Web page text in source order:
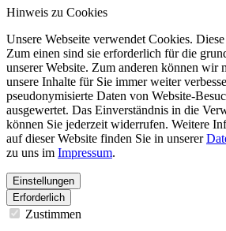
Hinweis zu Cookies
Unsere Webseite verwendet Cookies.
Zum einen sind sie erforderlich für die
unserer Website. Zum anderen können wir
unsere Inhalte für Sie immer weiter
pseudonymisierte Daten von Website-
ausgewertet. Das Einverständnis in die
können Sie jederzeit widerrufen. Weitere
auf dieser Website finden Sie in unserer
zu uns im Impressum.
Einstellungen
Erforderlich
Zustimmen